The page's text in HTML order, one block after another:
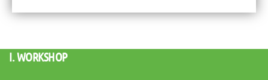
I. WORKSHOP